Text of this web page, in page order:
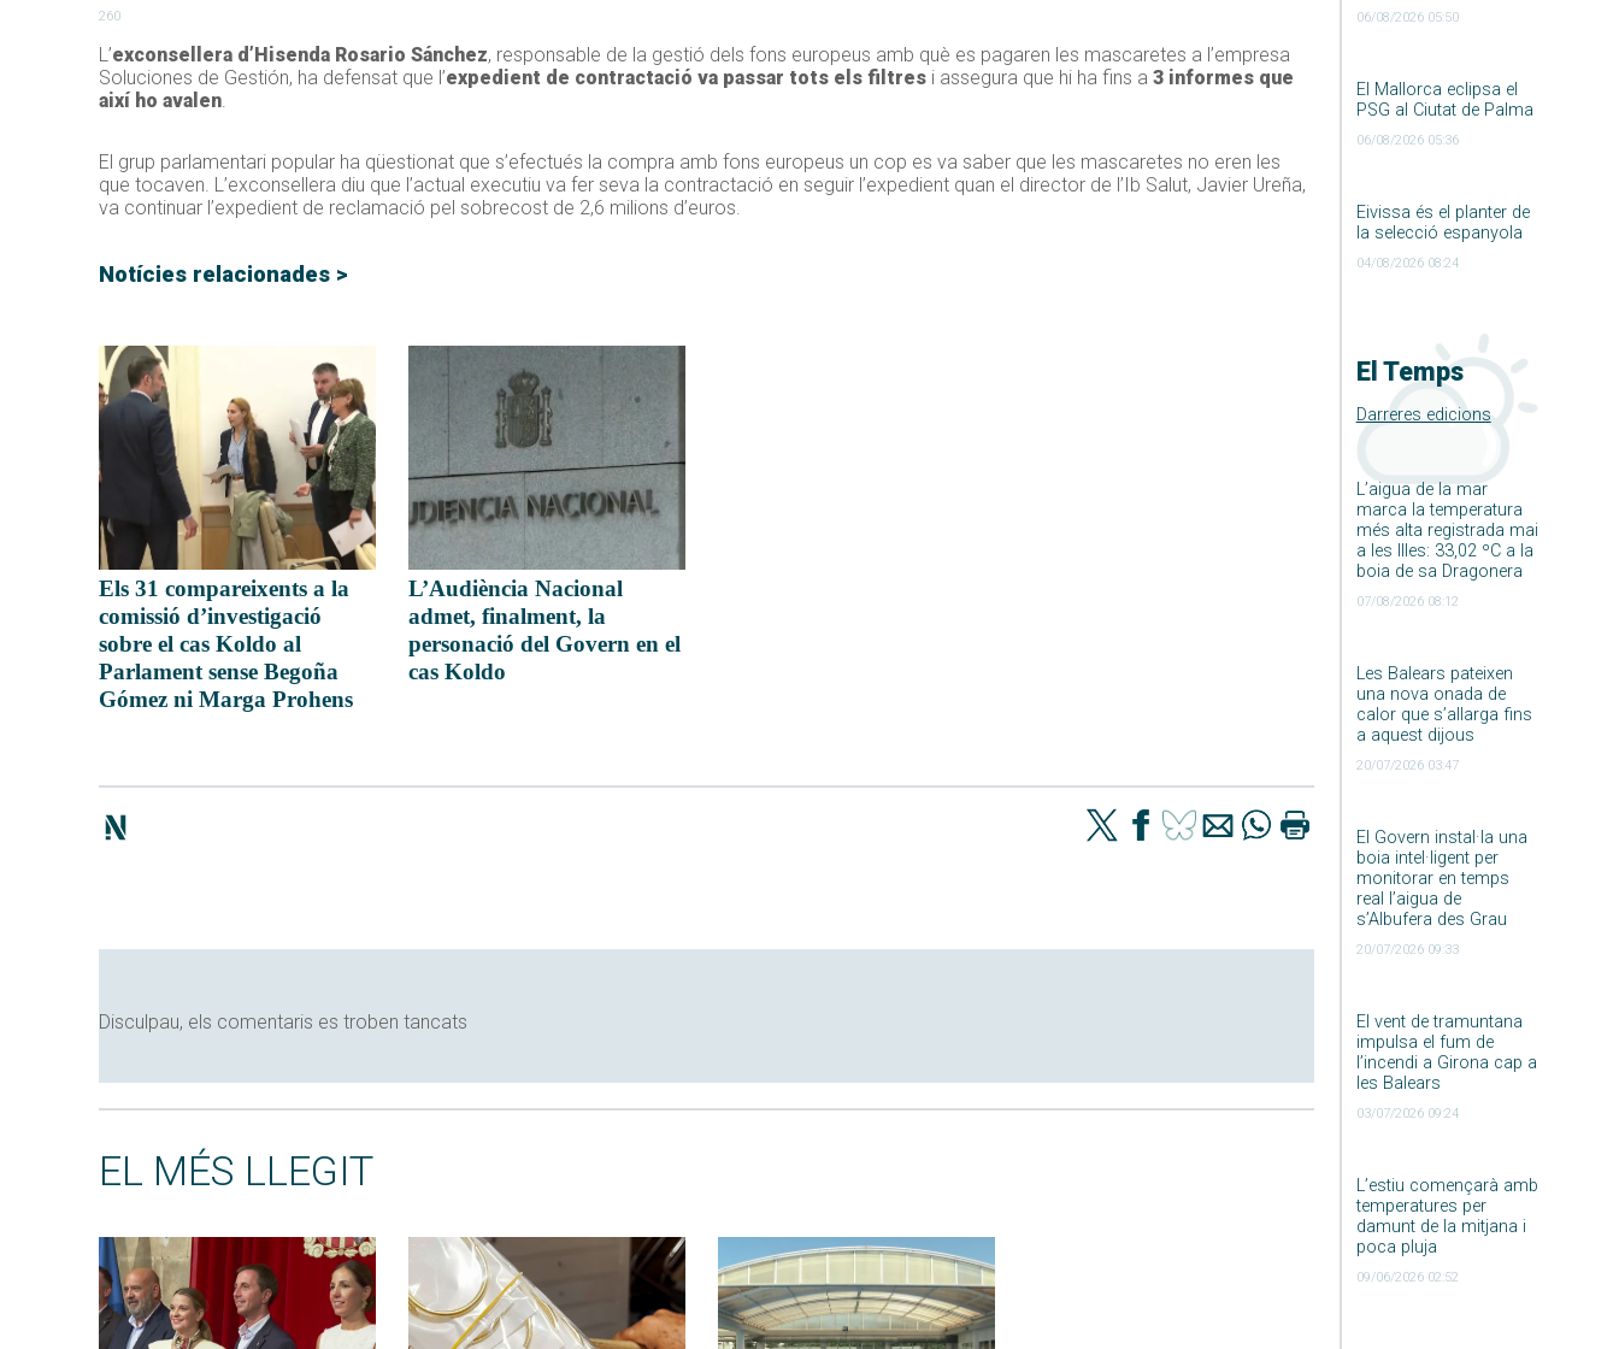
06/08/2026 05:50
El Mallorca eclipsa el
PSG al Ciutat de Palma
06/08/2026 05:36
Eivissa és el planter de
la selecció espanyola
04/08/2026 08:24
El Temps
Darreres edicions
L’aigua de la mar
marca la temperatura
més alta registrada mai
a les Illes: 33,02 ºC a la
boia de sa Dragonera
07/08/2026 08:12
Les Balears pateixen
una nova onada de
calor que s’allarga fins
a aquest dijous
20/07/2026 03:47
El Govern instal·la una
boia intel·ligent per
monitorar en temps
real l’aigua de
s’Albufera des Grau
20/07/2026 09:33
El vent de tramuntana
impulsa el fum de
l’incendi a Girona cap a
les Balears
03/07/2026 09:24
L’estiu començarà amb
temperatures per
damunt de la mitjana i
poca pluja
09/06/2026 02:52
260
L’exconsellera d’Hisenda Rosario Sánchez, responsable de la gestió dels fons europeus amb què es pagaren les mascaretes a l’empresa
Soluciones de Gestión, ha defensat que l’expedient de contractació va passar tots els filtres i assegura que hi ha fins a 3 informes que
així ho avalen.
El grup parlamentari popular ha qüestionat que s’efectués la compra amb fons europeus un cop es va saber que les mascaretes no eren les
que tocaven. L’exconsellera diu que l’actual executiu va fer seva la contractació en seguir l’expedient quan el director de l’Ib Salut, Javier Ureña,
va continuar l’expedient de reclamació pel sobrecost de 2,6 milions d’euros.
Notícies relacionades >
Els 31 compareixents a la
comissió d’investigació
sobre el cas Koldo al
Parlament sense Begoña
Gómez ni Marga Prohens
L’Audiència Nacional
admet, finalment, la
personació del Govern en el
cas Koldo
Disculpau, els comentaris es troben tancats
EL MÉS LLEGIT